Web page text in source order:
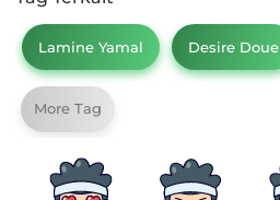
Lamine Yamal Desire Doue
More Tag